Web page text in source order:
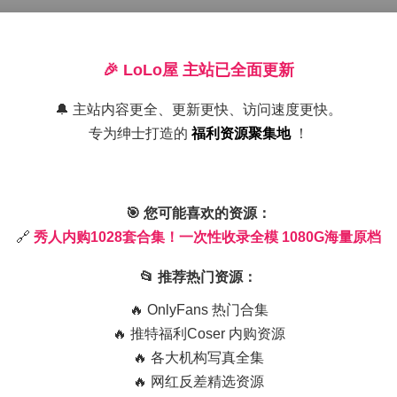
，子目录区分场景类型，最终以模特编号+拍摄日期命名文
。从妆发细节到光影逻辑，每帧画面都经得起专业级放大
环境可实现高效素材调度。
🎉 LoLo屋 主站已全面更新
🔔 主站内容更全、更新更快、访问速度更快。
专为绅士打造的福利资源聚集地 ！
🎯 您可能喜欢的资源：
🔗 秀人内购1028套合集！一次性收录全模 1080G海量原档
📂 推荐热门资源：
🔥 OnlyFans 热门合集
🔥 推特福利Coser 内购资源
🔥 各大机构写真全集
🔥 网红反差精选资源